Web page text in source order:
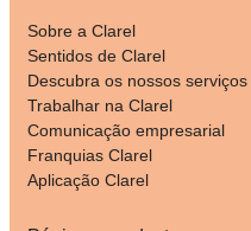
Sobre a Clarel
Sentidos de Clarel
Descubra os nossos
Trabalhar na Clarel
Comunicação empresarial
Franquias Clarel
Aplicação Clarel